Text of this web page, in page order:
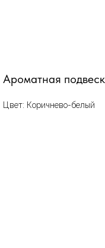
Ароматная
Цвет: Коричнево-белый